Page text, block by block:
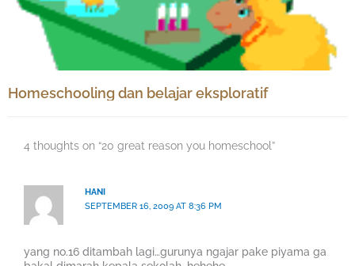
Homeschooling dan belajar eksploratif
4 thoughts on “20 great reason you homeschool”
HANI
SEPTEMBER 16, 2009 AT 8:36 PM
yang no.16 ditambah lagi…gurunya ngajar pake piyama ga